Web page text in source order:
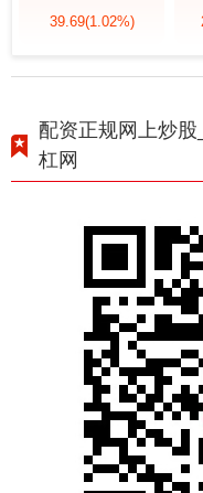
39.69(1.02%)
配资正规网上炒
杠网